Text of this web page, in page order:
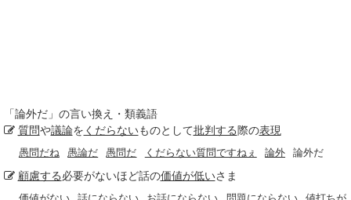
「論外だ 」の言い換え・類義語
質問や議論を くだらないものとして批判する際の表現
愚問だね 愚論だ 愚問だ くだらない質問ですねぇ 論外 論外だ
顧慮する必要がないほど話の価値が低いさま